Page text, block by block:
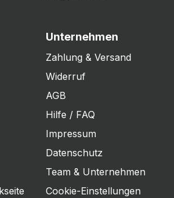
Unternehmen
Zahlung & Versand
Widerruf
AGB
Hilfe / FAQ
Impressum
Datenschutz
Team & Unternehmen
Cookie-Einstellungen